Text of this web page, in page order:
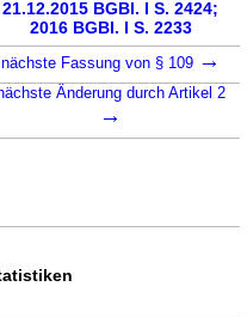
21.12.2015 BGBl. I S. 2424;
2016 BGBl. I S. 2233
nächste Fassung von § 109 →
Änderung durch Artikel 2
→